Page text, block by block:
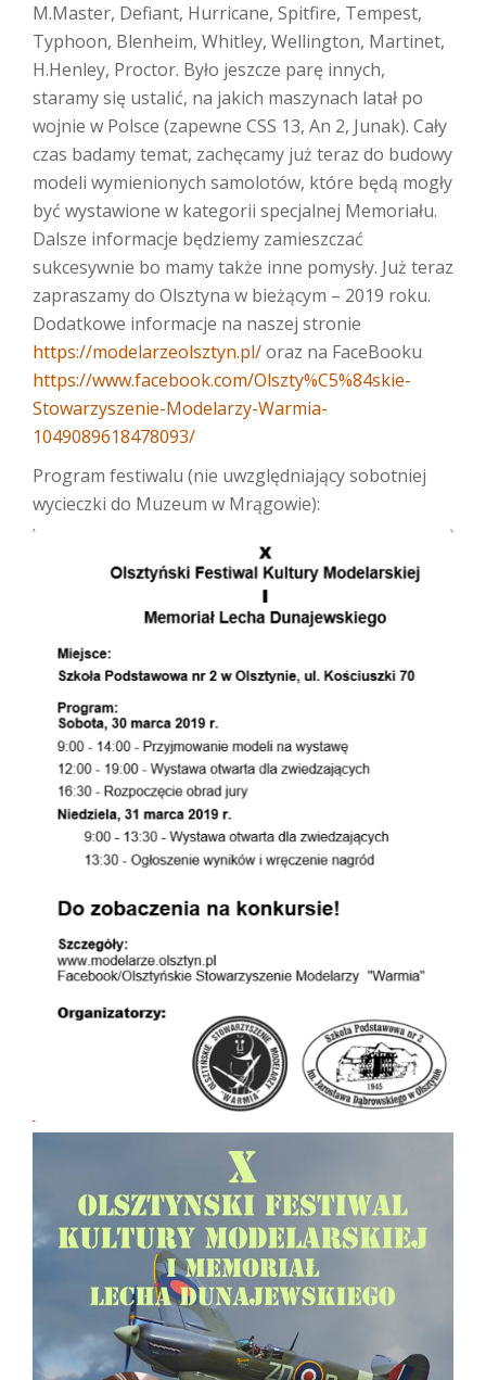
M.Master, Defiant, Hurricane, Spitfire, Tempest,
Typhoon, Blenheim, Whitley, Wellington, Martinet,
H.Henley, Proctor. Było jeszcze parę innych,
staramy się ustalić, na jakich maszynach latał po
wojnie w Polsce (zapewne CSS 13, An 2, Junak). Cały
czas badamy temat, zachęcamy już teraz do budowy
modeli wymienionych samolotów, które będą mogły
być wystawione w kategorii specjalnej Memoriału.
Dalsze informacje będziemy zamieszczać
sukcesywnie bo mamy także inne pomysły. Już teraz
zapraszamy do Olsztyna w bieżącym – 2019 roku.
Dodatkowe informacje na naszej stronie
https://modelarzeolsztyn.pl/oraz na FaceBooku
https://www.facebook.com/Olszty%C5%84skie-
Stowarzyszenie-Modelarzy-Warmia-
1049089618478093/
Program festiwalu (nie uwzględniający sobotniej
wycieczki do Muzeum w Mrągowie):